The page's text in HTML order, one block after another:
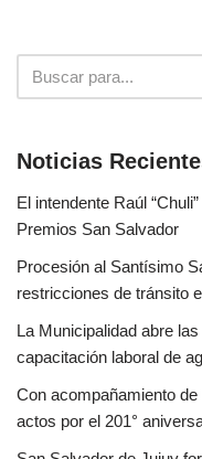
Noticias
El intendente Raúl
Premios San Salvador
Procesión al Santísimo
restricciones de tránsito
La Municipalidad abre
capacitación laboral de
Con acompañamiento
actos por el 201°